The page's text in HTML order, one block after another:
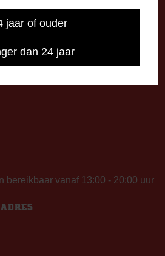
jaar of ouder
dan 24 jaar
op:
bereikbaar vanaf 13:00 - 20:00 uur